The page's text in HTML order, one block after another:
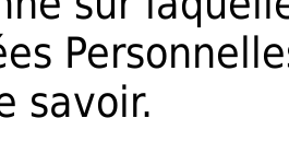
savoir.